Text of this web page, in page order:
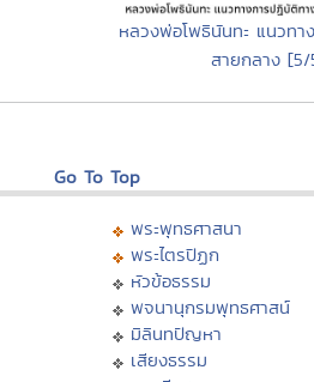
หลวงพ่อโพธินันทะ แนวทา
สายกลาง
Go To Top
พระพุทธศาสนา
พระไตรปิฏก
หัวข้อธรรม
พจนานุกรมพุทธศาสน์
มิลินทปัญหา
เสียงธรรม